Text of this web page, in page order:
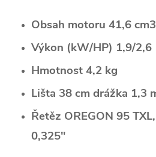
Obsah motoru 41,6 cm3
Výkon (kW/HP) 1,9/2,6
Hmotnost 4,2 kg
Lišta 38 cm drážka 1,3
Řetěz OREGON 95
0,325"